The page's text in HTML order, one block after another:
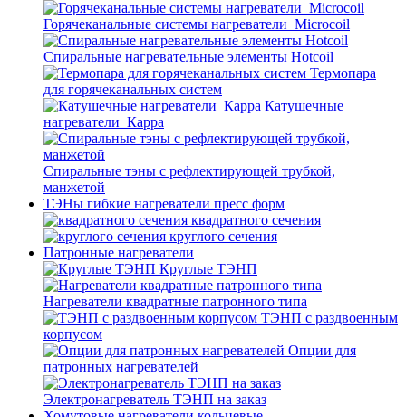
Горячеканальные системы нагреватели_Microcoil
Спиральные нагревательные элементы Hotcoil
Термопара
для горячеканальных систем
Катушечные
нагреватели_Карра
Спиральные тэны с рефлектирующей трубкой,
манжетой
ТЭНы гибкие нагреватели пресс форм
квадратного сечения
круглого сечения
Патронные нагреватели
Круглые ТЭНП
Нагреватели квадратные патронного типа
ТЭНП с раздвоенным
корпусом
Опции для
патронных нагревателей
Электронагреватель ТЭНП на заказ